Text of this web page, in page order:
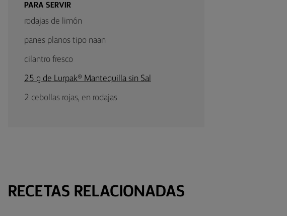
PARA SERVIR
rodajas de limón
panes planos tipo naan
cilantro fresco
25 g de Lurpak® Mantequilla sin Sal
2 cebollas rojas, en rodajas
RECETAS RELACIONADAS